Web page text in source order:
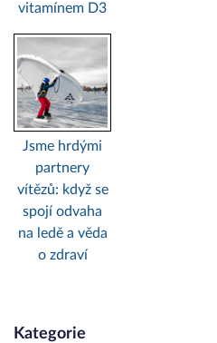
vitamínem D3
Jsme hrdými
partnery
vítězů: když se
spojí odvaha
na ledě a věda
o zdraví
Kategorie